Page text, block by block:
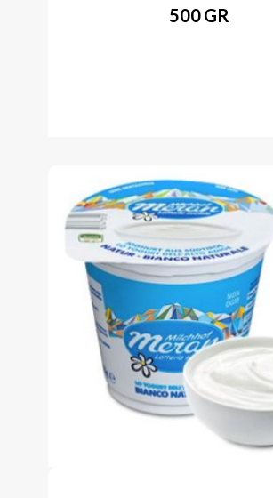
500 GR